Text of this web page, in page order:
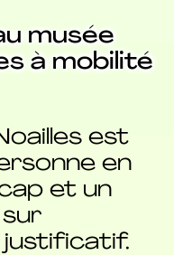
musée
à mobilité
est
en
et un
justificatif.